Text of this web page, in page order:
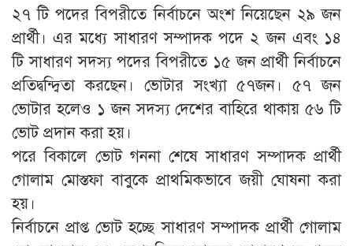
২৭ টি পদের বিপরীতে নির্বাচনে অংশ নিয়েছেন ২৯ জন
প্রার্থী। এর মধ্যে সাধারণ সম্পাদক পদে ২ জন এবং ১৪
টি সাধারণ সদস্য পদের বিপরীতে ১৫ জন প্রার্থী নির্বাচনে
প্রতিদ্বন্দ্বিতা করছেন। ভোটার সংখ্যা ৫৭জন। ৫৭ জন
ভোটার হলেও ১ জন সদস্য দেশের বাহিরে থাকায় ৫৬ টি
ভোট প্রদান করা হয়।
পরে বিকালে ভোট গননা শেষে সাধারণ সম্পাদক প্রার্থী
গোলাম মোস্তফা বাবুকে প্রাথমিকভাবে জয়ী ঘোষনা করা
হয়।
নির্বাচনে প্রাপ্ত ভোট হচ্ছে সাধারণ সম্পাদক প্রার্থী গোলাম